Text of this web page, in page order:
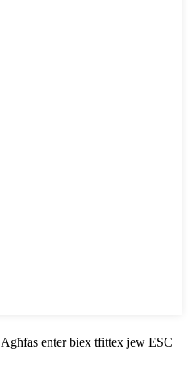
Agħfas enter biex tfittex jew ESC